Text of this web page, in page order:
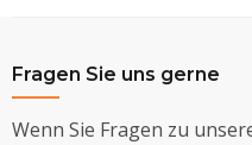
Fragen Sie uns gerne
Wenn Sie Fragen zu